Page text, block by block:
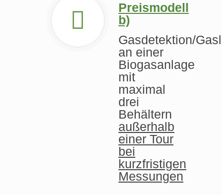
Preismodell
b)
Gasdetektion/
an einer
Biogasanlage
mit
maximal
drei
Behältern
außerhalb
einer Tour
bei
kurzfristigen
Messungen